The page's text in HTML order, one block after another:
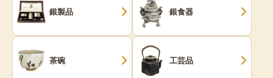
銀製品 銀食器
茶碗 工芸品